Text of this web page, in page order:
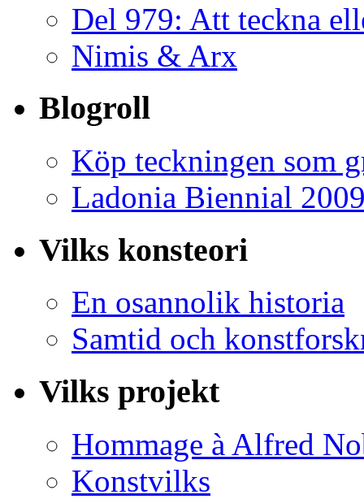
Del 979: Att teckna
Nimis & Arx
Blogroll
Köp teckningen som
Ladonia Biennial
Vilks konsteori
En osannolik historia
Samtid och
Vilks projekt
Hommage à Alfred
Konstvilks